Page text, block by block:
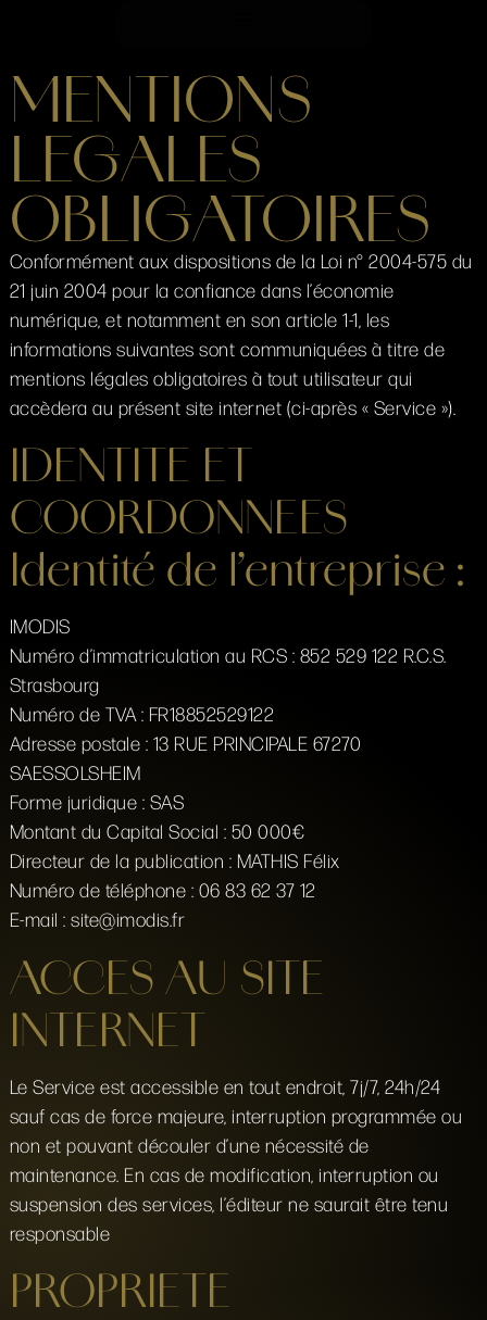
MENTIONS
LEGALES
OBLIGATOIRES
Conformément aux dispositions de la Loi n° 2004-575 du
21 juin 2004 pour la confiance dans l’économie
numérique, et notamment en son article 1-1, les
informations suivantes sont communiquées à titre de
mentions légales obligatoires à tout utilisateur qui
accèdera au présent site internet (ci-après « Service »).
IDENTITE ET
COORDONNEES
Identité de l’entreprise :
IMODIS
Numéro d’immatriculation au RCS : 852 529 122 R.C.S.
Strasbourg
Numéro de TVA : FR18852529122
Adresse postale : 13 RUE PRINCIPALE 67270
SAESSOLSHEIM
Forme juridique : SAS
Montant du Capital Social : 50 000€
Directeur de la publication : MATHIS Félix
Numéro de téléphone : 06 83 62 37 12
E-mail : site@imodis.fr
ACCES AU SITE
INTERNET
Le Service est accessible en tout endroit, 7j/7, 24h/24
sauf cas de force majeure, interruption programmée ou
non et pouvant découler d’une nécessité de
maintenance. En cas de modification, interruption ou
suspension des services, l’éditeur ne saurait être tenu
responsable
PROPRIETE